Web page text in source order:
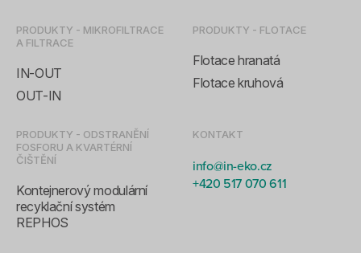
PRODUKTY - MIKROFILTRACE
A FILTRACE
IN-OUT
OUT-IN
PRODUKTY - FLOTACE
Flotace hranatá
Flotace kruhová
PRODUKTY - ODSTRANĚNÍ
FOSFORU A KVARTÉRNÍ
ČIŠTĚNÍ
Kontejnerový modulární
recyklační systém
REPHOS
KONTAKT
info@in-eko.cz
+420 517 070 611